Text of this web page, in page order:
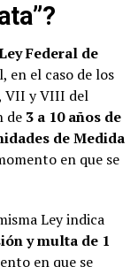
Federal de
l, en el caso de los
VII y VIII del
de 3 a 10 años de
de Medida
en que se
Ley indica
y multa de 1
en que se